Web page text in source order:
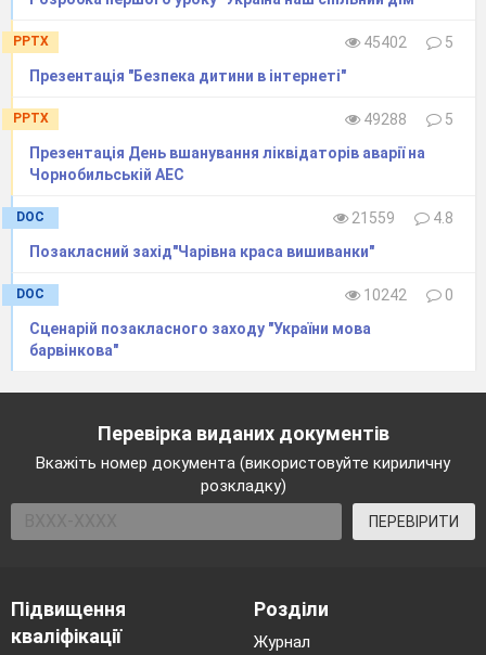
прибирають чарівних властивостей: вода
дзюрчить, наче дзвонить, і в криниці, і в ставку
й на річці. Зілля квіти лісові, польові та городні
набирають чарівної сили лікувальних та
цілющих властивостей, що надають їм у цю ніч
«На Івана, На Купала» (-)
Дівчата:
Ми прийшли до вас на Купала!
Танцювати і співати,
Долі і собі шукати!
І наші бабусі щастя шукали.
Долі благали у Сонця й Води,
Щоб горя не знати, не знати біди.
Буду дуже я. багата!
Буду дуже я щаслива,
PPTX 45402
5
Презентація "Безпека дитини в інтернеті"
PPTX 49288
5
Презентація День вшанування ліквідаторів аварії на
Чорнобильській АЕС
DOC 21559
4.8
Позакласний захід"Чарівна краса вишиванки"
DOC 10242
0
Сценарій позакласного заходу "України мова
барвінкова"
Перевірка виданих документів
Вкажіть номер документа (використовуйте кириличну
розкладку)
ПЕРЕВІРИТИ
Підвищення
кваліфікації
Розділи
Журнал